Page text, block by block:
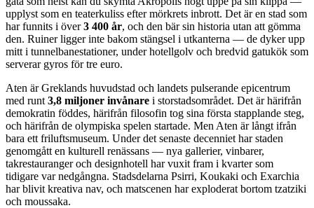
upplyst som en teaterkuliss efter mörkrets inbrott. Det är en stad som
har funnits i över3 400 år, och den bär sin historia utan att gömma
den. Ruiner ligger inte bakom stängsel i utkanterna — de dyker upp
mitt i tunnelbanestationer, under hotellgolv och bredvid gatukök som
serverar gyros för tre euro.
Aten är Greklands huvudstad och landets pulserande epicentrum
med runt 3,8 miljoner invånare i storstadsområdet. Det är härifrån
demokratin föddes, härifrån filosofin tog sina första stapplande steg,
och härifrån de olympiska spelen startade. Men Aten är långt ifrån
bara ett friluftsmuseum. Under det senaste decenniet har staden
genomgått en kulturell renässans — nya gallerier, vinbarer,
takrestauranger och designhotell har vuxit fram i kvarter som
tidigare var nedgångna. Stadsdelarna Psirri, Koukaki och Exarchia
har blivit kreativa nav, och matscenen har exploderat bortom tzatziki
och moussaka.